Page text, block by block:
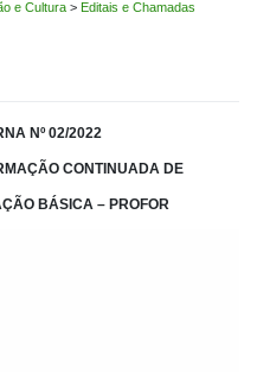
e Cultura > Editais e Chamadas
Nº 02/2022
CONTINUADA DE
BÁSICA – PROFOR